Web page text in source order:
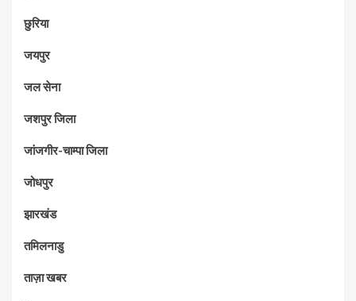
छुरिया
जयपुर
जल सेना
जशपुर जिला
जांजगीर-चाम्पा जिला
जोधपुर
झारखंड
तमिलनाडु
ताज़ा खबर